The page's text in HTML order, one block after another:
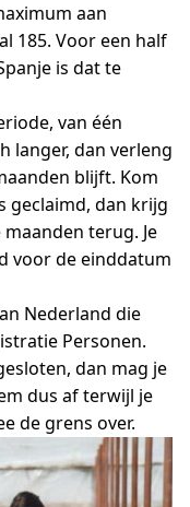
aan
185. Voor een half
is dat te
van één
langer, dan verleng
blijft. Kom
geclaimd, dan krijg
terug. Je
voor de einddatum
Nederland die
Personen.
dan mag je
dus af terwijl je
de grens over.